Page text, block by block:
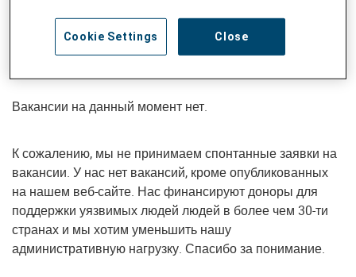
минимум, гибкое рабочее время и различные варианты
Вакансии на данный момент нет.
К сожалению, мы не принимаем спонтанные заявки на
вакансии. У нас нет вакансий, кроме опубликованных
на нашем веб-сайте. Нас финансируют доноры для
поддержки уязвимых людей людей в более чем 30-ти
странах и мы хотим уменьшить нашу
административную нагрузку. Спасибо за понимание.
Close
Cookie Settings